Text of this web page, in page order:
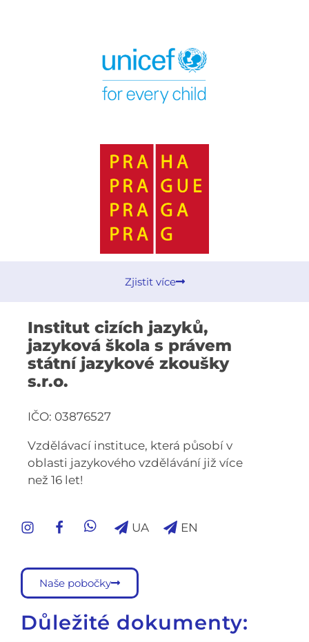
Zjistit více
Institut cizích jazyků,
jazyková škola s právem
státní jazykové zkoušky
s.r.o.
IČO: 03876527
Vzdělávací instituce, která působí v
oblasti jazykového vzdělávání již více
než 16 let!
UA EN
Naše pobočky
Důležité dokumenty: